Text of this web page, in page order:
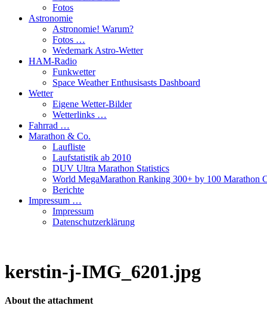
Fotos
Astronomie
Astronomie! Warum?
Fotos …
Wedemark Astro-Wetter
HAM-Radio
Funkwetter
Space Weather Enthusisasts Dashboard
Wetter
Eigene Wetter-Bilder
Wetterlinks …
Fahrrad …
Marathon & Co.
Laufliste
Laufstatistik ab 2010
DUV Ultra Marathon Statistics
World MegaMarathon Ranking 300+ by 100 Marathon
Berichte
Impressum …
Impressum
Datenschutzerklärung
kerstin-j-IMG_6201.jpg
About the attachment